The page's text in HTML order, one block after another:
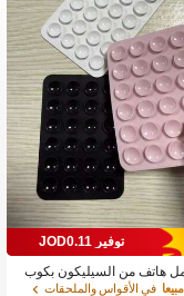
توفير JOD0.11
هاتف من السيليكون بكوب
هاتف بكوب شفط، حامل هات
في الأقواس والملحقات